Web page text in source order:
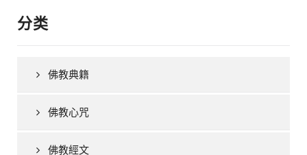
分类
佛教典籍
佛教心咒
佛教經文